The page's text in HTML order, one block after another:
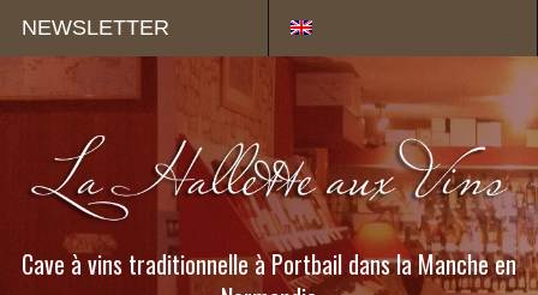
NEWSLETTER
Cave à vins traditionnelle à Portbail dans la Manche en
Panneau de gestion des cookies